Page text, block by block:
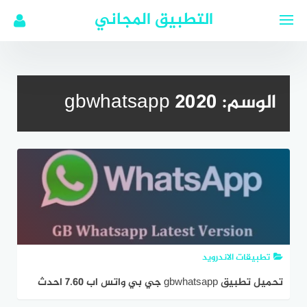
التطبيق المجاني
الوسم: gbwhatsapp 2020
تطبيقات الاندرويد
تحميل تطبيق gbwhatsapp جي بي واتس اب 7.60 احدث